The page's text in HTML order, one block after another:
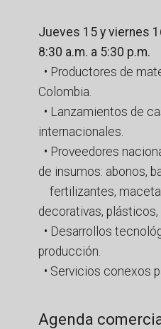
Jueves 15 y viernes
8:30 a.m. a 5:30 p.m.
• Productores de
Colombia.
• Lanzamientos de
internacionales.
• Proveedores
de insumos: abonos,
fertilizantes,
decorativas,
• Desarrollos
producción.
• Servicios conexos
Agenda